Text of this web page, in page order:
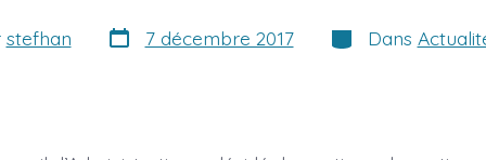
stefhan Date
de
7 décembre 2017 Catégories
Dans